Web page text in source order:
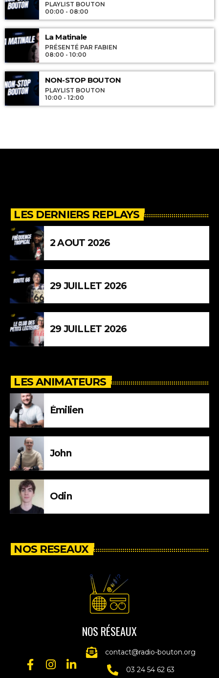
PLAYLIST BOUTON
00:00 - 08:00
La Matinale
PRÉSENTÉ PAR FABIEN
08:00 - 10:00
NON-STOP BOUTON
PLAYLIST BOUTON
10:00 - 12:00
LES DERNIERS REPLAYS
2 AOUT 2026
29 JUILLET 2026
29 JUILLET 2026
LES ANIMATEURS
Émilien
John
Odin
NOS RESEAUX
NOS RÉSEAUX
contact@radio-bouton.org
03 24 54 62 63